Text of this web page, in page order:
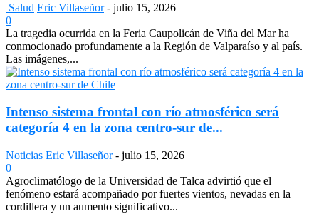
Salud Eric Villaseñor - julio 15, 2026
0
La tragedia ocurrida en la Feria Caupolicán de Viña del Mar ha
conmocionado profundamente a la Región de Valparaíso y al país.
Las imágenes,...
Intenso sistema frontal con río atmosférico será
categoría 4 en la zona centro-sur de...
Noticias Eric Villaseñor - julio 15, 2026
0
Agroclimatólogo de la Universidad de Talca advirtió que el
fenómeno estará acompañado por fuertes vientos, nevadas en la
cordillera y un aumento significativo...